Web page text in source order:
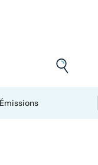
Émissions